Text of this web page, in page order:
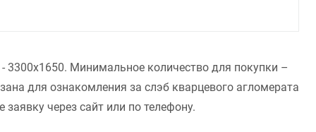
3300x1650. Минимальное количество для покупки –
для ознакомления за слэб кварцевого агломерата
через сайт или по телефону.